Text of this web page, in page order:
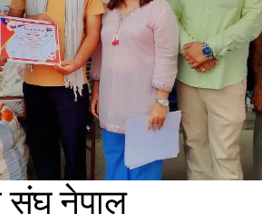
संघ नेपाल